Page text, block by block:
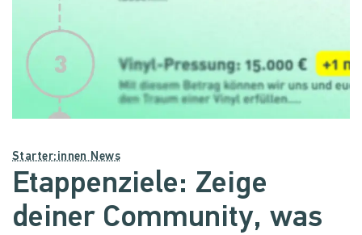
Starter:innen News
Etappenziele: Zeige
deiner Community, was